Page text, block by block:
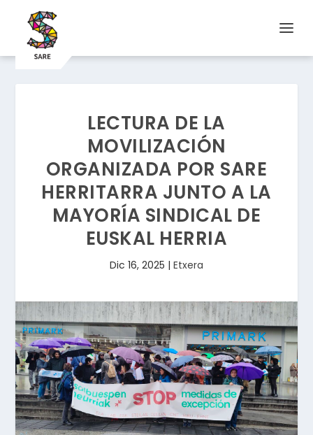
LECTURA DE LA
MOVILIZACIÓN
ORGANIZADA POR SARE
HERRITARRA JUNTO A LA
MAYORÍA SINDICAL DE
EUSKAL HERRIA
Dic 16, 2025 | Etxera